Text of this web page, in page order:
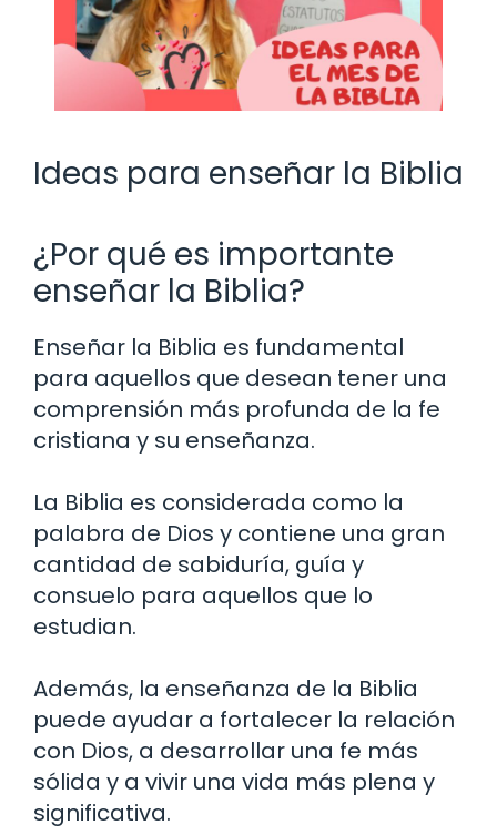
Ideas para enseñar la Biblia
¿Por qué es importante
enseñar la Biblia?
Enseñar la Biblia es fundamental
para aquellos que desean tener una
comprensión más profunda de la fe
cristiana y su enseñanza.
La Biblia es considerada como la
palabra de Dios y contiene una gran
cantidad de sabiduría, guía y
consuelo para aquellos que lo
estudian.
Además, la enseñanza de la Biblia
puede ayudar a fortalecer la relación
con Dios, a desarrollar una fe más
sólida y a vivir una vida más plena y
significativa.